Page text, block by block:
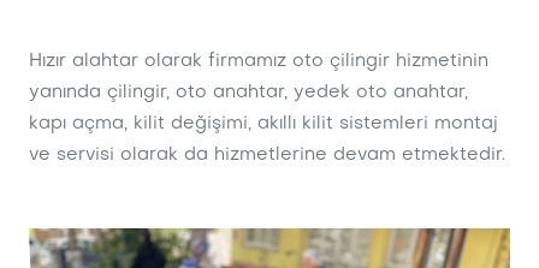
Hızır alahtar olarak firmamız oto çilingir hizmetinin
yanında çilingir, oto anahtar, yedek oto anahtar,
kapı açma, kilit değişimi, akıllı kilit sistemleri montaj
ve servisi olarak da hizmetlerine devam etmektedir.